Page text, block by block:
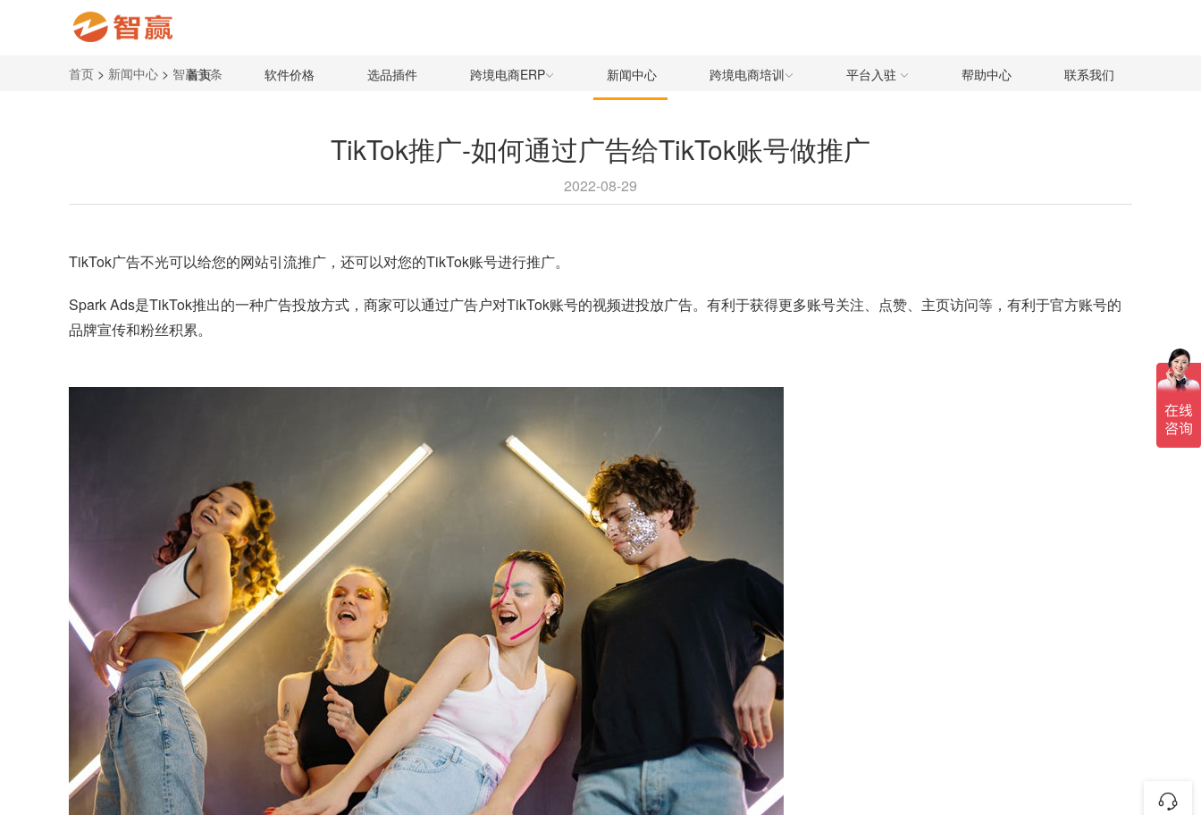
首页 软件价格 选品插件 跨境电商ERP 新闻中心 跨境电商培训 平台入驻 帮助中心 联系我们
首页 > 新闻中心 > 智赢头条
TikTok推广-如何通过广告给TikTok账号做推广
2022-08-29
TikTok广告不光可以给您的网站引流推广，还可以对您的TikTok账号进行推广。
Spark Ads是TikTok推出的一种广告投放方式，商家可以通过广告户对TikTok账号的视频进投放广告。有利于获得更多账号关注、点赞、主页访问等，有利于官方账号的
品牌宣传和粉丝积累。